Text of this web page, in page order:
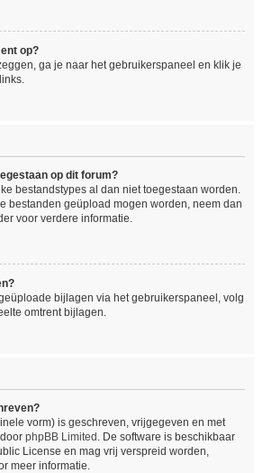
op?
ga je naar het gebruikerspaneel en klik je
op dit forum?
bestandstypes al dan niet toegestaan worden.
bestanden geüpload mogen worden, neem dan
voor verdere informatie.
bijlagen via het gebruikerspaneel, volg
omtrent bijlagen.
vorm) is geschreven, vrijgegeven en met
phpBB Limited . De software is beschikbaar
License en mag vrij verspreid worden,
meer informatie.